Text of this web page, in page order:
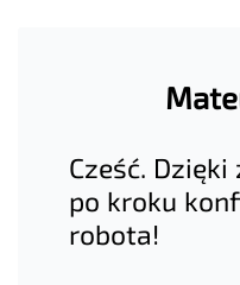
Cześć.
po kroku
robota!